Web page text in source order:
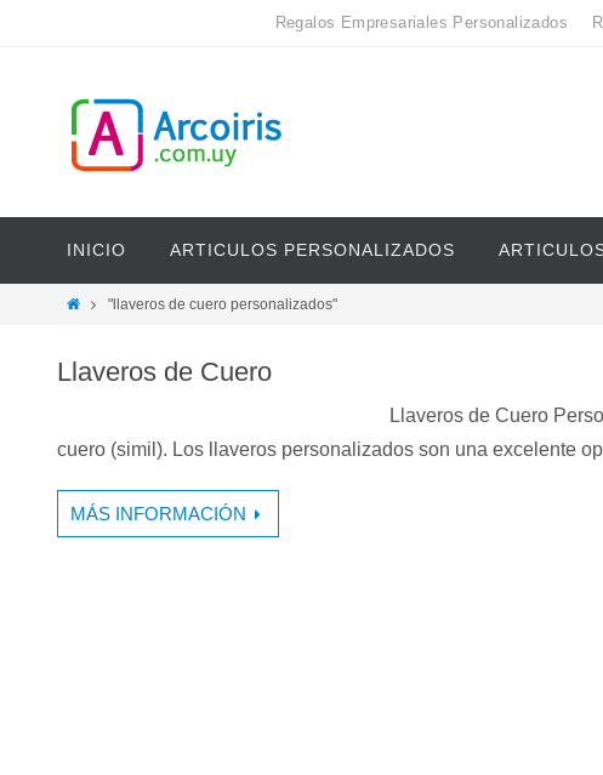
Regalos Empresariales Personalizados
INICIO ARTICULOS PERSONALIZADOS
"llaveros de cuero personalizados"
Llaveros de Cuero
Llaveros de Cuero
cuero (simil). Los llaveros personalizados son una excelente
MÁS INFORMACIÓN